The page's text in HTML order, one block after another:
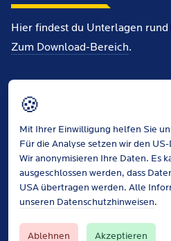
Hier findest du Unterlagen
Zum Download-Bereich.
Antragsformular (PDF, 51KB)
Finanzierungsplan (PDF, 218KB)
🍪
Mit Ihrer Einwilligung helfen Sie
Für die Analyse setzen wir den
Wir anonymisieren Ihre Daten. Es
ausgeschlossen werden, dass
USA übertragen werden. Alle
unseren Datenschutzhinweisen.
Ablehnen Akzeptieren